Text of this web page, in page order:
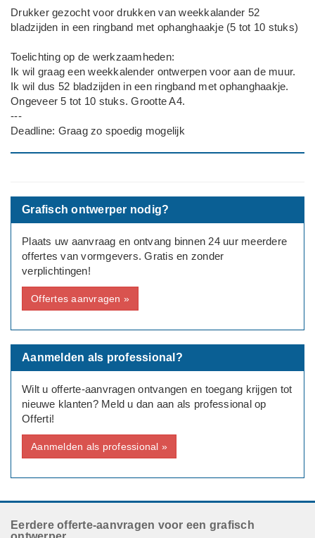
Drukker gezocht voor drukken van weekkalander 52
bladzijden in een ringband met ophanghaakje (5 tot 10 stuks)
Toelichting op de werkzaamheden:
Ik wil graag een weekkalender ontwerpen voor aan de muur.
Ik wil dus 52 bladzijden in een ringband met ophanghaakje.
Ongeveer 5 tot 10 stuks. Grootte A4.
---
Deadline: Graag zo spoedig mogelijk
Grafisch ontwerper nodig?
Plaats uw aanvraag en ontvang binnen 24 uur meerdere
offertes van vormgevers. Gratis en zonder
verplichtingen!
Offertes aanvragen »
Aanmelden als professional?
Wilt u offerte-aanvragen ontvangen en toegang krijgen tot
nieuwe klanten? Meld u dan aan als professional op
Offerti!
Aanmelden als professional »
Eerdere offerte-aanvragen voor een grafisch